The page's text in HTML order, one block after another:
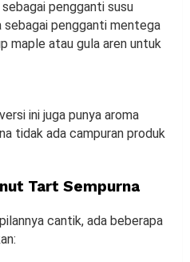
pengganti susu
sebagai pengganti mentega
maple atau gula aren untuk
ini juga punya aroma
tidak ada campuran produk
Tart Sempurna
cantik, ada beberapa